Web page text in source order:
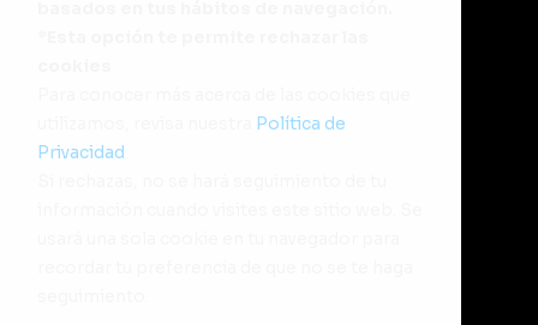
Política de
Privacidad